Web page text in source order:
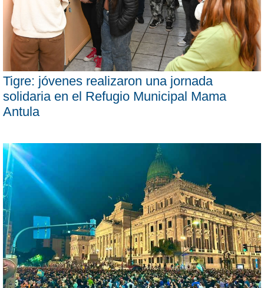
Tigre: jóvenes realizaron una jornada
solidaria en el Refugio Municipal Mama
Antula